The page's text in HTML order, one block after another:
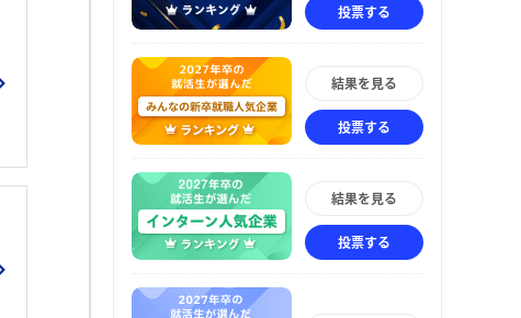
投票する
結果を見る
投票する
結果を見る
投票する